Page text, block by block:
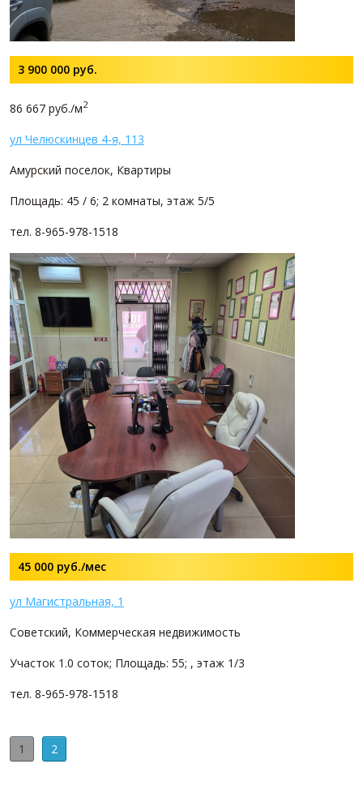
3 900 000 руб.
86 667 руб./м2
ул Челюскинцев 4-я, 113
Амурский поселок, Квартиры
Площадь: 45 / 6; 2 комнаты, этаж 5/5
тел. 8-965-978-1518
45 000 руб./мес
ул Магистральная, 1
Советский, Коммерческая недвижимость
Участок 1.0 соток; Площадь: 55; , этаж 1/3
тел. 8-965-978-1518
1 2